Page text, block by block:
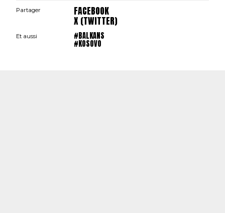
Partager FACEBOOK
X (TWITTER)
Et aussi #BALKANS
#KOSOVO